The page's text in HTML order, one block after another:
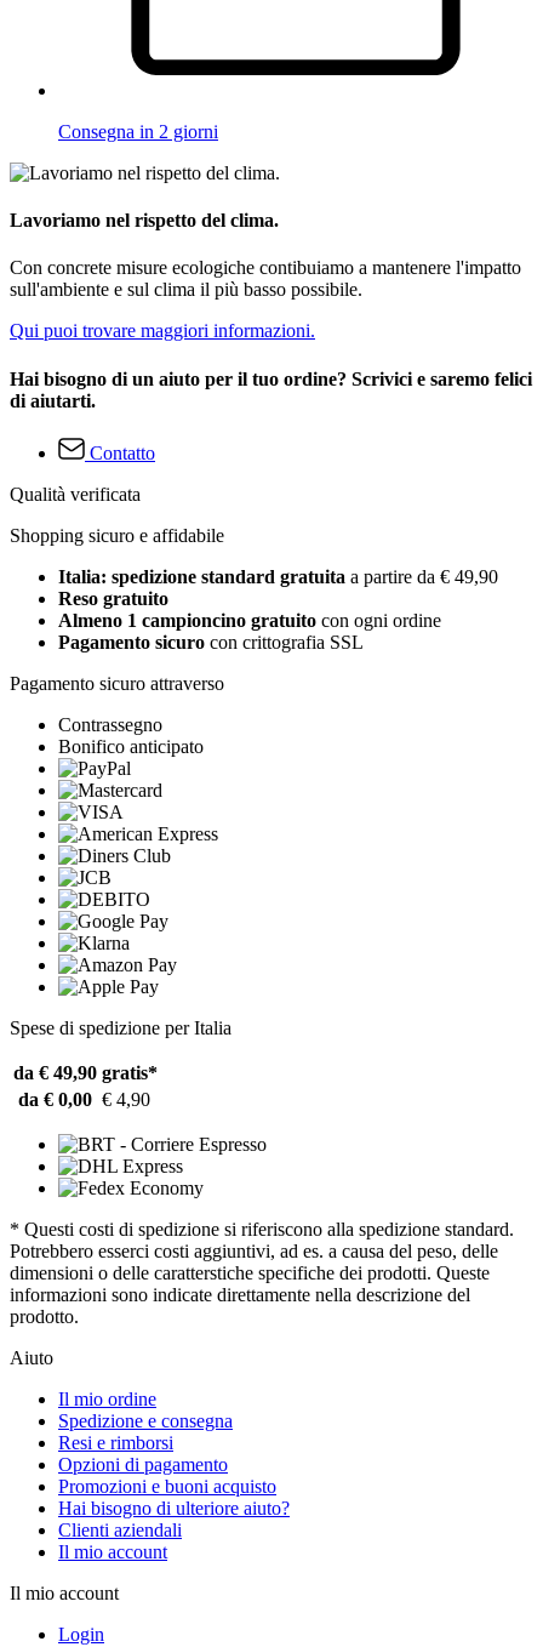
Consegna in 2 giorni
Lavoriamo nel rispetto del clima.
Con concrete misure ecologiche contibuiamo a mantenere l'impatto
sull'ambiente e sul clima il più basso possibile.
Qui puoi trovare maggiori informazioni.
Hai bisogno di un aiuto per il tuo ordine? Scrivici e saremo felici
di aiutarti.
Contatto
Qualità verificata
Shopping sicuro e affidabile
Italia: spedizione standard gratuita a partire da € 49,90
Reso gratuito
Almeno 1 campioncino gratuito con ogni ordine
Pagamento sicuro con crittografia SSL
Pagamento sicuro attraverso
Contrassegno
Bonifico anticipato
Spese di spedizione per Italia
da € 49,90 gratis*
da € 0,00 € 4,90
* Questi costi di spedizione si riferiscono alla spedizione standard.
Potrebbero esserci costi aggiuntivi, ad es. a causa del peso, delle
dimensioni o delle caratterstiche specifiche dei prodotti. Queste
informazioni sono indicate direttamente nella descrizione del
prodotto.
Aiuto
Il mio ordine
Spedizione e consegna
Resi e rimborsi
Opzioni di pagamento
Promozioni e buoni acquisto
Hai bisogno di ulteriore aiuto?
Clienti aziendali
Il mio account
Il mio account
Login